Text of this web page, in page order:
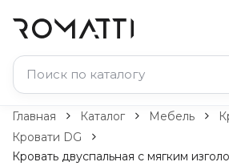
Каталог Romatti
Свет и освещение
Главная Каталог Мебель
Кровати DG
Кровать двуспальная с мягким